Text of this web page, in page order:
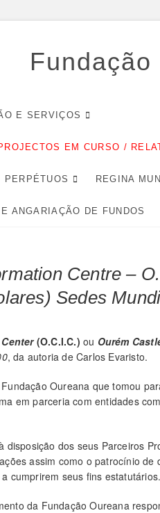
E SERVIÇOS
EM CURSO /
REGINA
ANGARIAÇÃO DE FUNDOS
Centre –
Sedes
(O.C.I.C.)ou Ourém
, da autoria de Carlos Evaristo.
Oureana que tomou
em parceria com entidades
disposição dos seus Parceiros
assim como o patrocínio
cumprirem seus fins estatutários.
da Fundação Oureana